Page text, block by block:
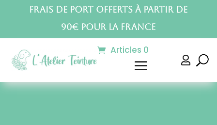
Frais de port offerts à partir de
90€ pour la France
Articles 0
